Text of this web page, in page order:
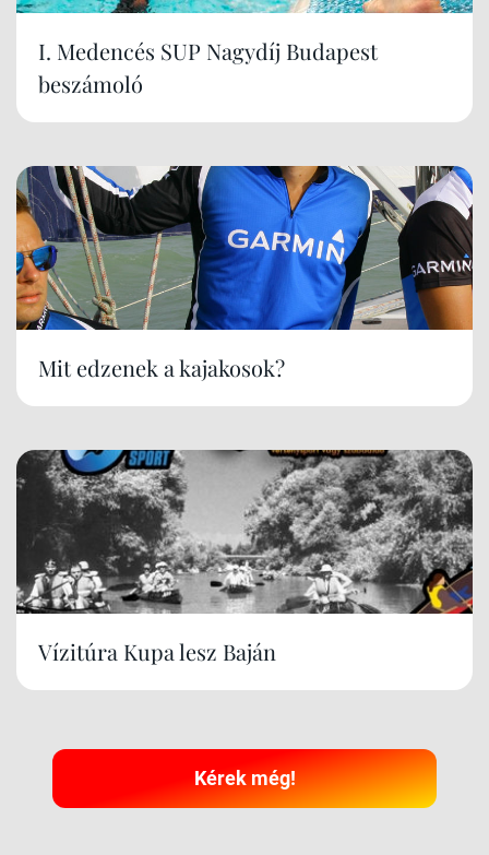
I. Medencés SUP Nagydíj Budapest
beszámoló
Mit edzenek a kajakosok?
Vízitúra Kupa lesz Baján
Kérek még!